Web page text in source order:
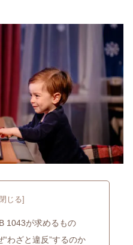
1043が求めるもの
わざと違反”するのか